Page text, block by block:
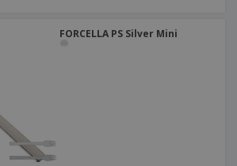
FORCELLA PS Silver Mini